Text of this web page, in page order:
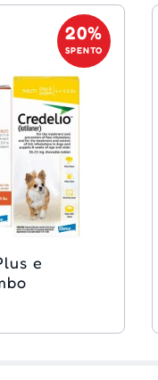
20%
SPENTO
e